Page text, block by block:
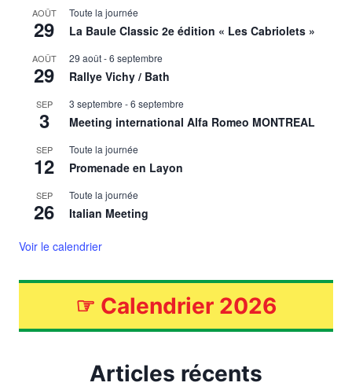
AOÛT
29
Toute la journée
La Baule Classic 2e édition « Les Cabriolets »
AOÛT
29
29 août-6 septembre
Rallye Vichy / Bath
SEP
3
3 septembre -6 septembre
Meeting international Alfa Romeo MONTREAL
SEP
12
Toute la journée
Promenade en Layon
SEP
26
Toute la journée
Italian Meeting
Voir le calendrier
☞ Calendrier 2026
Articles récents